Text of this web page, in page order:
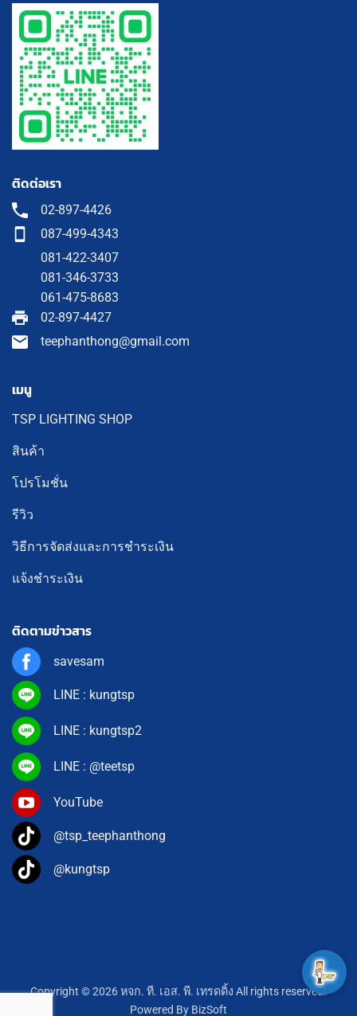
ติดต่อเรา
02-897-4426
087-499-4343
081-422-3407
081-346-3733
061-475-8683
02-897-4427
teephanthong@gmail.com
เมนู
TSP LIGHTING SHOP
สินค้า
โปรโมชั่น
รีวิว
วิธีการจัดส่งและการชำระเงิน
แจ้งชำระเงิน
ติดตามข่าวสาร
savesam
LINE : kungtsp
LINE : kungtsp2
LINE : @teetsp
YouTube
@tsp_teephanthong
@kungtsp
Copyright © 2026 หจก. ที. เอส. พี. เทรดดิ้ง All rights reserved.
Powered By BizSoft